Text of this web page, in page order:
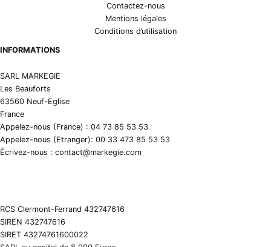
Contactez-nous
Mentions légales
Conditions d’utilisation
INFORMATIONS
SARL MARKEGIE
Les Beauforts
63560 Neuf-Eglise
France
Appelez-nous (France) : 04 73 85 53 53
Appelez-nous (Etranger): 00 33 473 85 53 53
Écrivez-nous : contact@markegie.com
RCS Clermont-Ferrand 432747616
SIREN 432747616
SIRET 43274761600022